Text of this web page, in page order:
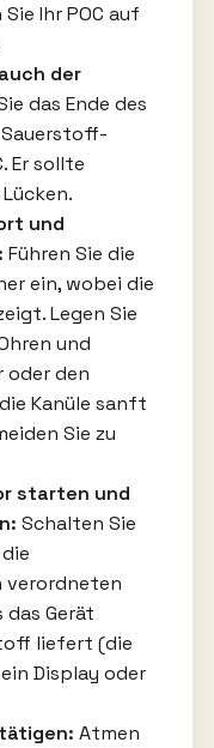
Ihr POC auf
der
das Ende des
Er sollte
und
Führen Sie die
ein, wobei die
Legen Sie
und
oder den
Kanüle sanft
Sie zu
starten und
Schalten Sie
verordneten
das Gerät
liefert (die
Display oder
Atmen